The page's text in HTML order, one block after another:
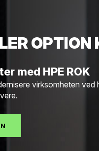
OPTION
med HPE ROK
virksomheten